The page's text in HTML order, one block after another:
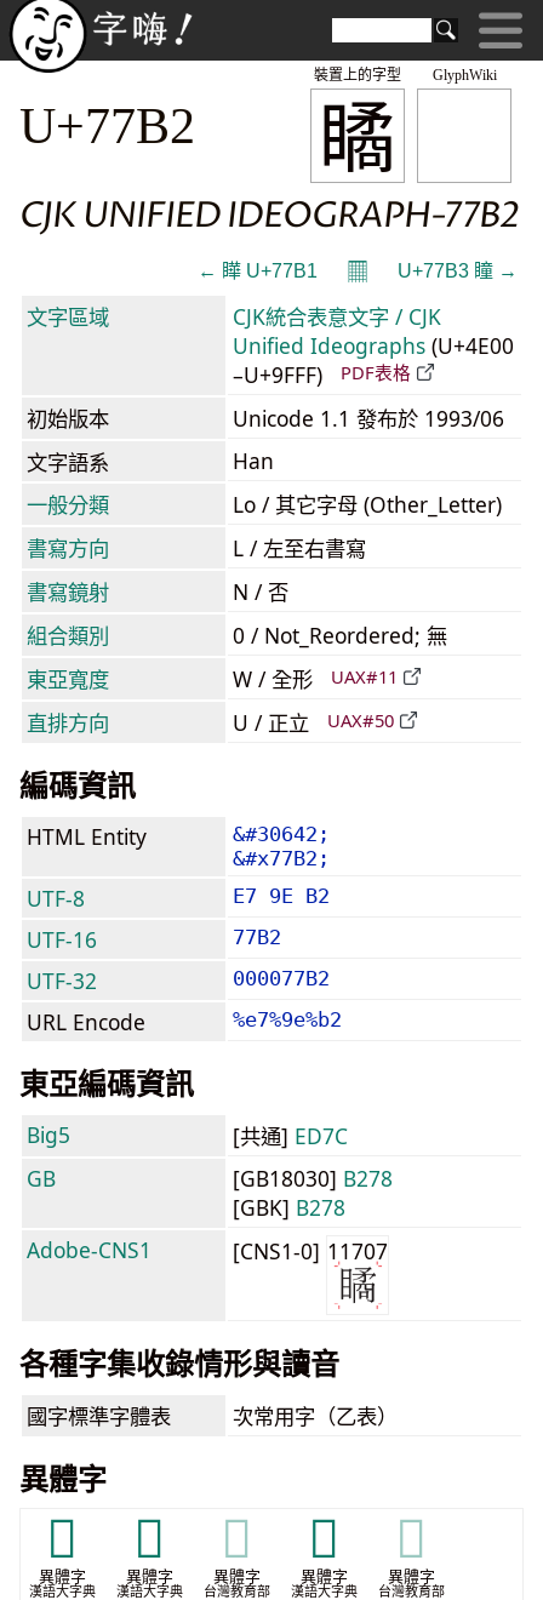
GlyphWiki
瞲
裝置上的字型
U+77B2
CJK UNIFIED IDEOGRAPH-77B2
← 瞱 U+77B1 𝄜 U+77B3 瞳 →
文字區域
CJK統合表意文字 / CJK
Unified Ideographs (U+4E00
–U+9FFF)
PDF表格
初始版本
Unicode 1.1 發布於 1993/06
文字語系
Han
一般分類
Lo / 其它字母 (Other_Letter)
書寫方向
L / 左至右書寫
書寫鏡射
N / 否
組合類別
0 / Not_Reordered; 無
東亞寬度
W / 全形 UAX#11
直排方向 U / 正立 UAX#50
編碼資訊
HTML Entity
&#30642;
&#x77B2;
UTF-8 E7 9E B2
UTF-16 77B2
UTF-32 000077B2
URL Encode %e7%9e%b2
東亞編碼資訊
Big5 [共通] ED7C
GB
[GB18030] B278
[GBK] B278
Adobe-CNS1
[CNS1-0] 11707
各種字集收錄情形與讀音
國字標準字體表 次常用字（乙表）
異體字
𥄎
異體字
漢語大字典
𥄴
異體字
漢語大字典
𥄴
異體字
台灣教育部
𥄵
異體字
漢語大字典
𥄵
異體字
台灣教育部